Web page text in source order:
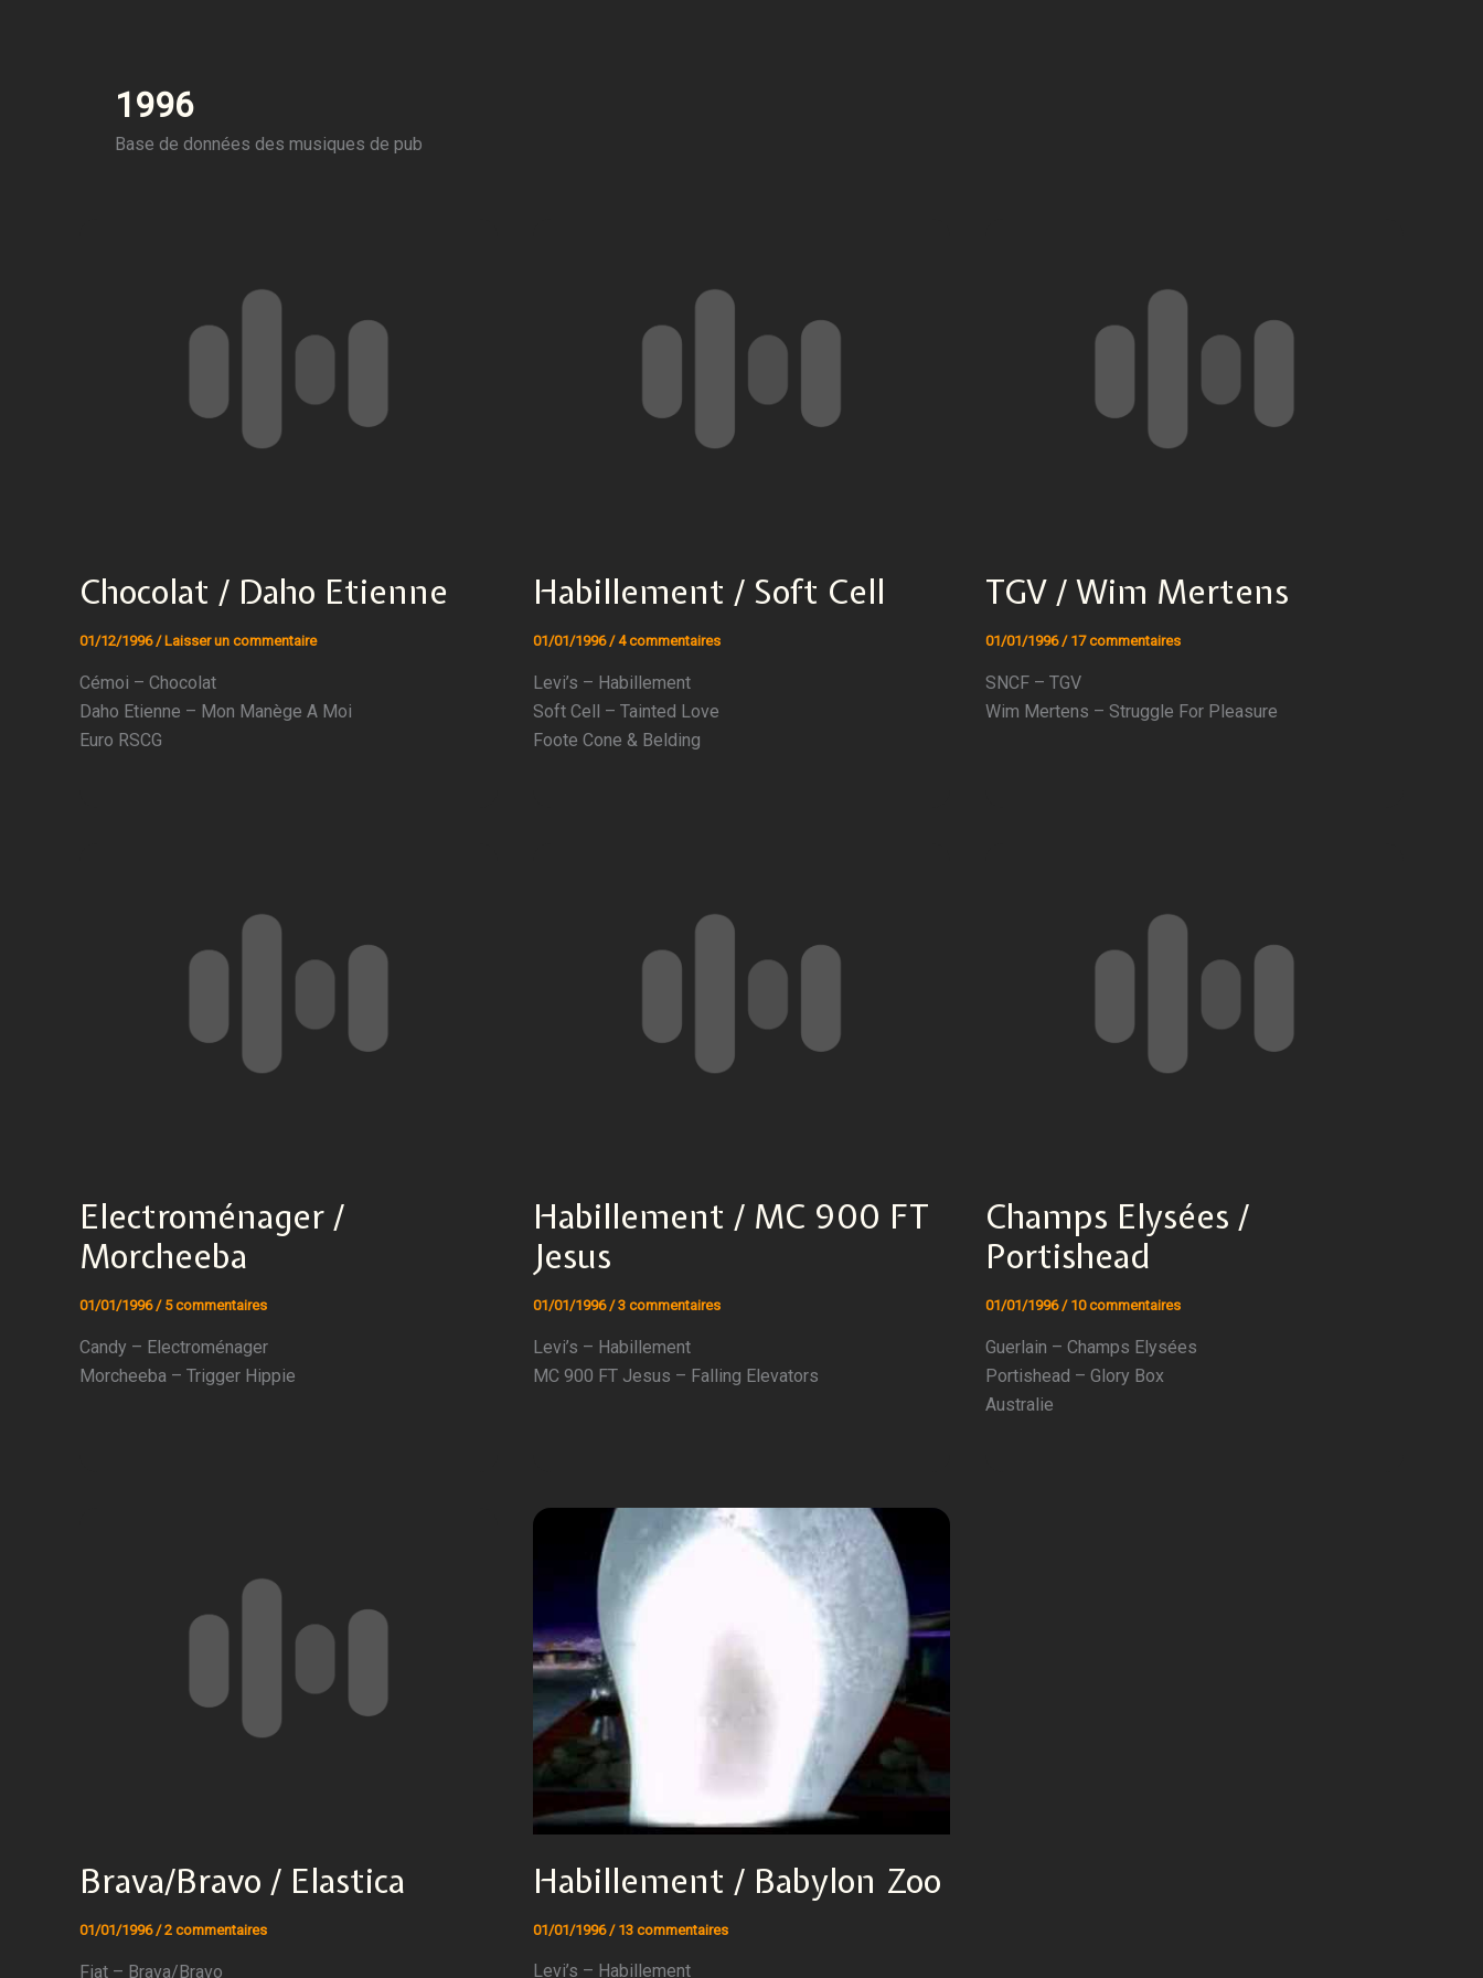
1996
Base de données des musiques de pub
Chocolat / Daho Etienne
01/12/1996/ Laisser un commentaire
Cémoi – Chocolat
Daho Etienne – Mon Manège A Moi
Euro RSCG
Habillement / Soft Cell
01/01/1996/4 commentaires
Levi’s – Habillement
Soft Cell – Tainted Love
Foote Cone & Belding
TGV / Wim Mertens
01/01/1996/ 17 commentaires
SNCF – TGV
Wim Mertens – Struggle For Pleasure
Electroménager /
Morcheeba
01/01/1996/ 5 commentaires
Candy – Electroménager
Morcheeba – Trigger Hippie
Habillement / MC 900 FT
Jesus
01/01/1996/3 commentaires
Levi’s – Habillement
MC 900 FT Jesus – Falling Elevators
Champs Elysées /
Portishead
01/01/1996/ 10 commentaires
Guerlain – Champs Elysées
Portishead – Glory Box
Australie
Brava/Bravo / Elastica
01/01/1996/2 commentaires
Fiat – Brava/Bravo
Habillement / Babylon Zoo
01/01/1996 / 13 commentaires
Levi’s – Habillement